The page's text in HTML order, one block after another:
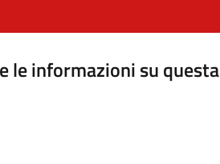
le informazioni su questa